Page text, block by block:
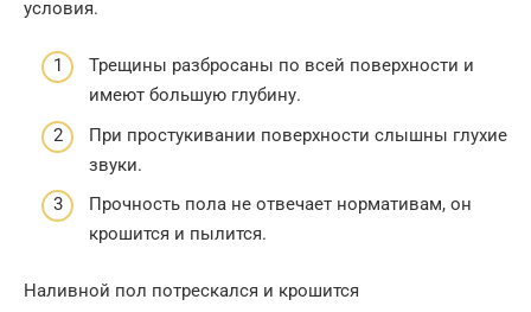
условия.
Трещины разбросаны по всей поверхности и
имеют большую глубину.
При простукивании поверхности слышны глухие
звуки.
Прочность пола не отвечает нормативам, он
крошится и пылится.
Наливной пол потрескался и крошится